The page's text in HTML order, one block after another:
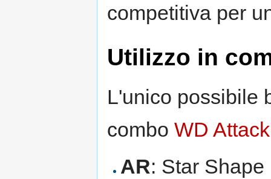
competitiva per
Utilizzo in
L'unico possibile
combo WD
AR: Star Shape